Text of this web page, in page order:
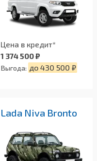
Цена в кредит*
1 374 500 ₽
Выгода: до 430 500 ₽
Lada Niva Bronto